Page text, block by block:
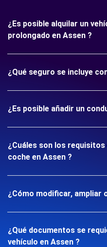
¿Es posible alquilar un
prolongado en Assen ?
¿Qué seguro se incluye
¿Es posible añadir un
¿Cuáles son los requisitos
coche en Assen ?
¿Cómo modificar, ampliar
¿Qué documentos se
vehículo en Assen ?